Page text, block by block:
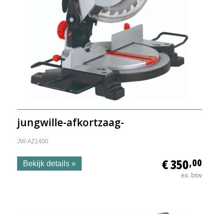
jungwille-afkortzaag-
JW-AZ1400
€ 350,00
ex. btw
Bekijk details »